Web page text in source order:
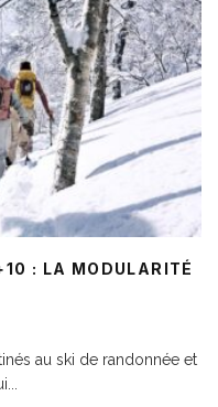
: LA MODULARITÉ
au ski de randonnée et